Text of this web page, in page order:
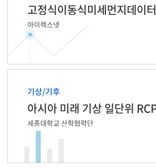
고정식이동식미세먼지데이터
아이렉스넷
기상/기후
세종대학교 산학협력단